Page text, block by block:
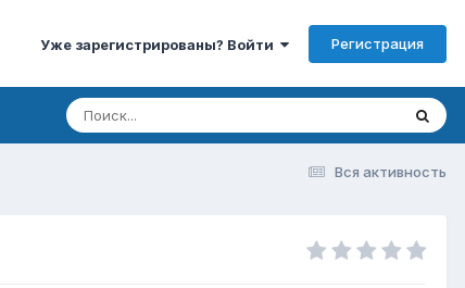
Уже зарегистрированы? Войти Регистрация
Вся активность